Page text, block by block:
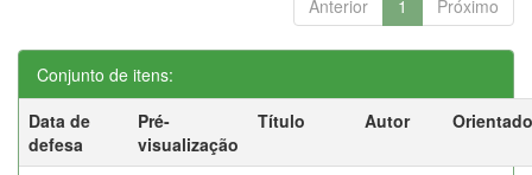
Anterior 1 Próximo
Conjunto de itens:
Data de
defesa
Pré-
visualização
Título Autor